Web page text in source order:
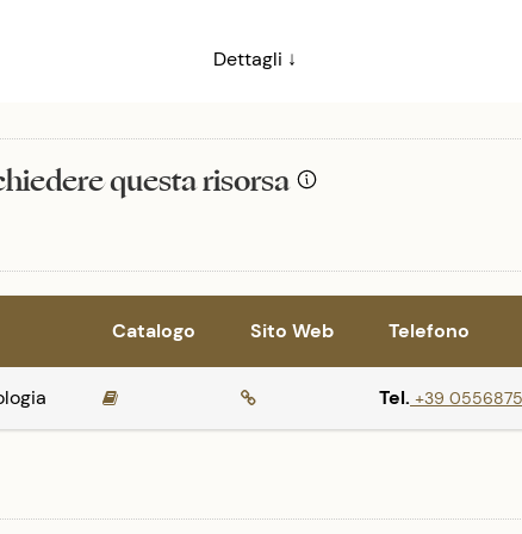
Dettagli ↓
questa risorsa
Catalogo Sito Web Telefono
Tel. +39